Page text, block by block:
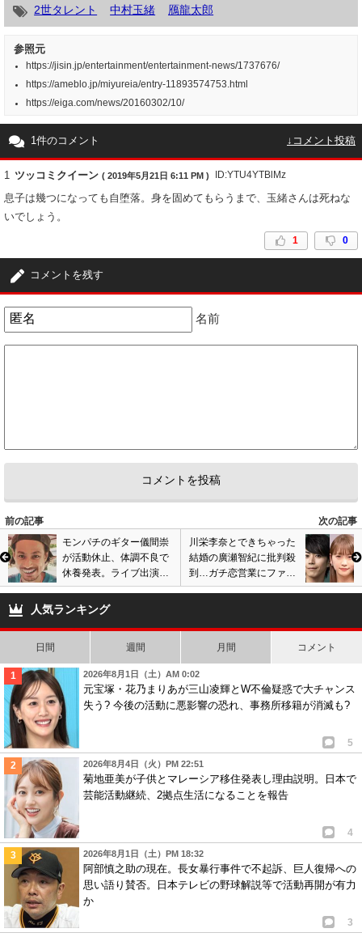
2世タレント 中村玉緒 鴈龍太郎
参照元
https://jisin.jp/entertainment/entertainment-news/1737676/
https://ameblo.jp/miyureia/entry-11893574753.html
https://eiga.com/news/20160302/10/
1件のコメント ↓コメント投稿
1 ツッコミクイーン ( 2019年5月21日 6:11 PM ) ID:YTU4YTBlMz
息子は幾つになっても自堕落。身を固めてもらうまで、玉緒さんは死ねな
いでしょう。
1 0
コメントを残す
名前
前の記事
次の記事
モンパチのギター儀間崇
が活動休止、体調不良で
休養発表。ライブ出演等
もキャンセル、重い病気
心配の声も…
川栄李奈とできちゃった
結婚の廣瀬智紀に批判殺
到…ガチ恋営業にファン
激怒、不穏な情報ツイッ
人気ランキング
日間 週間 月間 コメント
2026年8月1日（土）AM 0:02
元宝塚・花乃まりあが三山凌輝とW不倫疑惑で大チャンス
失う? 今後の活動に悪影響の恐れ、事務所移籍が消滅も?
5
2026年8月4日（火）PM 22:51
菊地亜美が子供とマレーシア移住発表し理由説明。日本で
芸能活動継続、2拠点生活になることを報告
4
2026年8月1日（土）PM 18:32
阿部慎之助の現在。長女暴行事件で不起訴、巨人復帰への
思い語り賛否。日本テレビの野球解説等で活動再開が有力
か
3